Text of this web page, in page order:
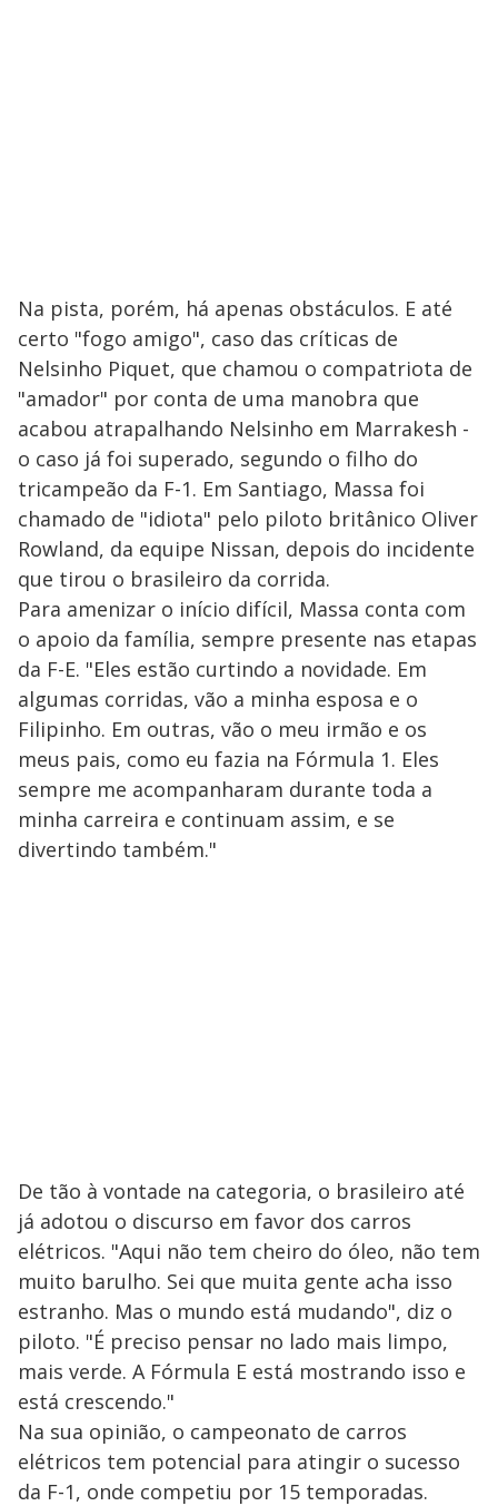
Na pista, porém, há apenas obstáculos. E até
certo "fogo amigo", caso das críticas de
Nelsinho Piquet, que chamou o compatriota de
"amador" por conta de uma manobra que
acabou atrapalhando Nelsinho em Marrakesh -
o caso já foi superado, segundo o filho do
tricampeão da F-1. Em Santiago, Massa foi
chamado de "idiota" pelo piloto britânico Oliver
Rowland, da equipe Nissan, depois do incidente
que tirou o brasileiro da corrida.
Para amenizar o início difícil, Massa conta com
o apoio da família, sempre presente nas etapas
da F-E. "Eles estão curtindo a novidade. Em
algumas corridas, vão a minha esposa e o
Filipinho. Em outras, vão o meu irmão e os
meus pais, como eu fazia na Fórmula 1. Eles
sempre me acompanharam durante toda a
minha carreira e continuam assim, e se
divertindo também."
De tão à vontade na categoria, o brasileiro até
já adotou o discurso em favor dos carros
elétricos. "Aqui não tem cheiro do óleo, não tem
muito barulho. Sei que muita gente acha isso
estranho. Mas o mundo está mudando", diz o
piloto. "É preciso pensar no lado mais limpo,
mais verde. A Fórmula E está mostrando isso e
está crescendo."
Na sua opinião, o campeonato de carros
elétricos tem potencial para atingir o sucesso
da F-1, onde competiu por 15 temporadas.